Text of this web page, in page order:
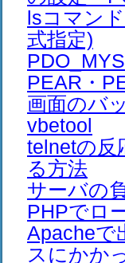
lsコマン
式指定)
PEAR・
画面のバ
vbetool
telnetの反
る方法
サーバの
PHPでロ
Apacheで
スにかか